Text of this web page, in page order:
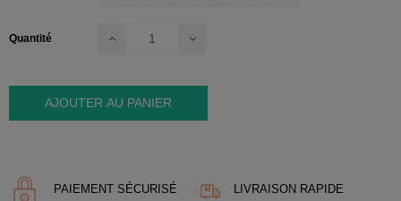
Quantité
AJOUTER AU PANIER
PAIEMENT SÉCURISÉ LIVRAISON RAPIDE